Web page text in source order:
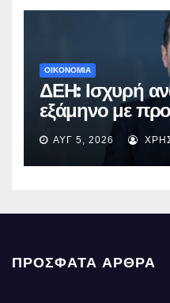
ΟΙΚΟΝΟΜΙΑ
ΔΕΗ: Ισχυρή
εξάμηνο με
EBITDA στα
ΑΥΓ 5, 2026
ΠΡΌΣΦΑΤΑ ΆΡΘΡΑ